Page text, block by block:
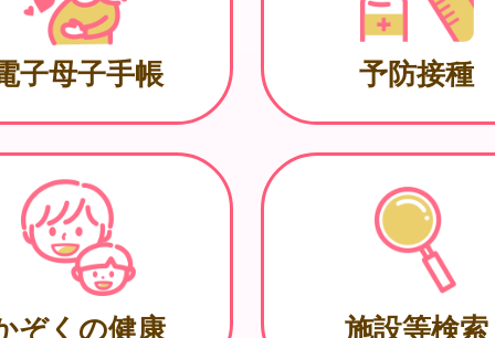
子母子手帳 予防接種
ぞくの健康 施設等検索